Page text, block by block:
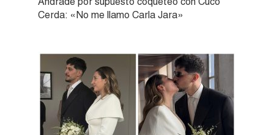
Cerda: «No me llamo Carla Jara»